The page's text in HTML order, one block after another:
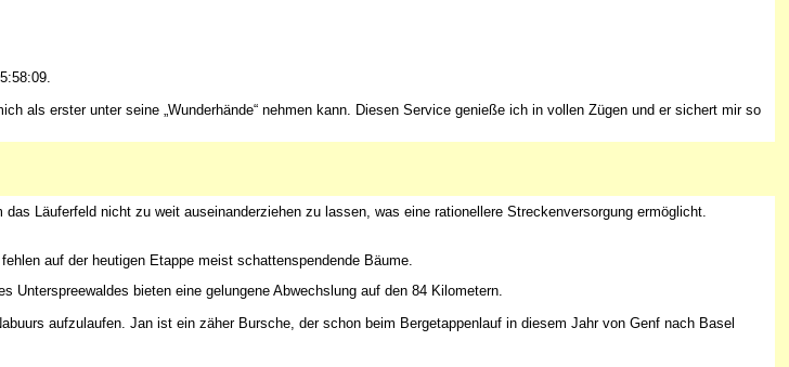
als erster unter seine „Wunderhände“ nehmen kann. Diesen Service genieße ich in vollen Zügen und er sichert mir so
Läuferfeld nicht zu weit auseinanderziehen zu lassen, was eine rationellere Streckenversorgung ermöglicht.
auf der heutigen Etappe meist schattenspendende Bäume.
bieten eine gelungene Abwechslung auf den 84 Kilometern.
aufzulaufen. Jan ist ein zäher Bursche, der schon beim Bergetappenlauf in diesem Jahr von Genf nach Basel